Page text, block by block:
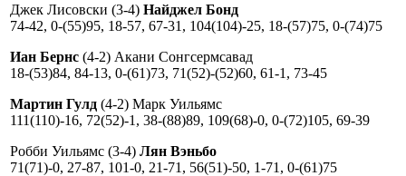
Джек Лисовски (3-4) Найджел Бонд
74-42, 0-(55)95, 18-57, 67-31, 104(104)-25, 18-(57)75, 0-(74)75
Иан Бернс (4-2) Акани Сонгсермсавад
18-(53)84, 84-13, 0-(61)73, 71(52)-(52)60, 61-1, 73-45
Мартин Гулд (4-2) Марк Уильямс
111(110)-16, 72(52)-1, 38-(88)89, 109(68)-0, 0-(72)105, 69-39
Робби Уильямс (3-4) Лян Вэньбо
71(71)-0, 27-87, 101-0, 21-71, 56(51)-50, 1-71, 0-(61)75